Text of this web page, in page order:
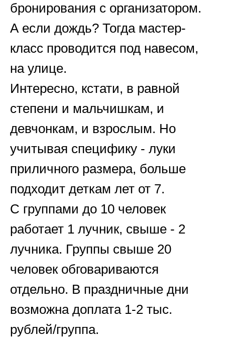
бронирования с организатором.
А если дождь? Тогда мастер-
класс проводится под навесом,
на улице.
Интересно, кстати, в равной
степени и мальчишкам, и
девчонкам, и взрослым. Но
учитывая специфику - луки
приличного размера, больше
подходит деткам лет от 7.
С группами до 10 человек
работает 1 лучник, свыше - 2
лучника. Группы свыше 20
человек обговариваются
отдельно. В праздничные дни
возможна доплата 1-2 тыс.
рублей/группа.